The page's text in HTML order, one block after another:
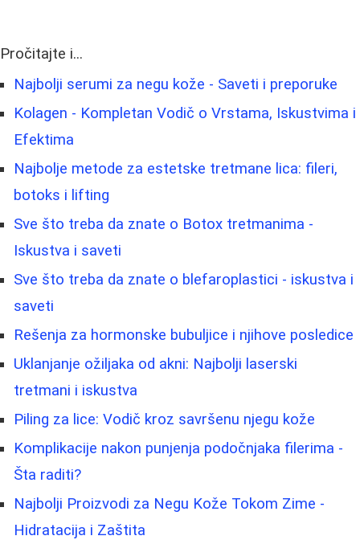
Pročitajte i...
Najbolji serumi za negu kože - Saveti i preporuke
Kolagen - Kompletan Vodič o Vrstama, Iskustvima i
Efektima
Najbolje metode za estetske tretmane lica: fileri,
botoks i lifting
Sve što treba da znate o Botox tretmanima -
Iskustva i saveti
Sve što treba da znate o blefaroplastici - iskustva i
saveti
Rešenja za hormonske bubuljice i njihove posledice
Uklanjanje ožiljaka od akni: Najbolji laserski
tretmani i iskustva
Piling za lice: Vodič kroz savršenu njegu kože
Komplikacije nakon punjenja podočnjaka filerima -
Šta raditi?
Najbolji Proizvodi za Negu Kože Tokom Zime -
Hidratacija i Zaštita